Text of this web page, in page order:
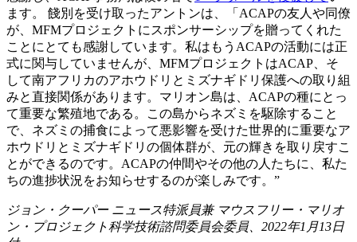
ます。 餞別を受け取ったアントンは、「ACAPの友人や同僚
が、MFMプロジェクトにスポンサーシップを贈ってくれた
ことにとても感謝しています。私はもうACAPの活動には正
式に関与していませんが、MFMプロジェクトはACAP、そ
して南アフリカのアホウドリとミズナギドリ保護への取り組
みと直接関係があります。マリオン島は、ACAPの種にとっ
て重要な繁殖地である。この島からネズミを駆除すること
で、ネズミの捕食によって悪影響を受けた世界的に重要なア
ホウドリとミズナギドリの個体群が、元の輝きを取り戻すこ
とができるのです。ACAPの仲間やその他の人たちに、私た
ちの進捗状況をお知らせするのが楽しみです。”
ジョン・クーパー ニュース特派員兼 マウスフリー・マリオ
ン・プロジェクト科学技術諮問委員会委員、2022年1月13日